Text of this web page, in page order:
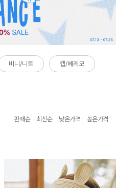
비니/니트 캡/베레모
판매순 최신순 낮은가격 높은가격